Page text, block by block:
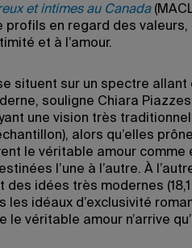
et intimes au Canada
profils en regard des
et à l’amour.
situent sur un spectre allant
souligne Chiara
une vision très
alors qu’elles
le véritable amour
l’une à l’autre. À
des idées très modernes
les idéaux d’exclusivité
le véritable amour n’arrive